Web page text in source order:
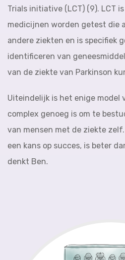
Trials initiative (LCT) (9). LCT
medicijnen worden getest die
andere ziekten en is specifiek
identificeren van
van de ziekte van Parkinson
Uiteindelijk is het enige model
complex genoeg is om te
van mensen met de ziekte
een kans op succes, is beter
denkt Ben.